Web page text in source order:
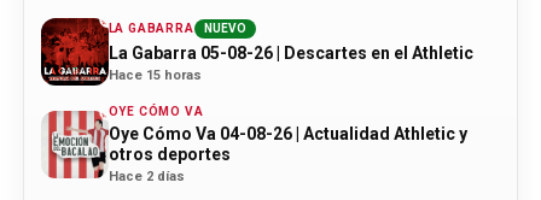
LA GABARRA NUEVO
La Gabarra 05-08-26 | Descartes en el Athletic
Hace 15 horas
OYE CÓMO VA
Oye Cómo Va 04-08-26 | Actualidad Athletic y
otros deportes
Hace 2 días